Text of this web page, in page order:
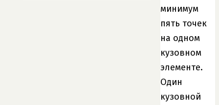
минимум
пять точек
на одном
кузовном
элементе.
Один
кузовной